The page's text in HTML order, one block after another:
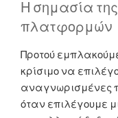
Η σημασία
πλατφορμών
Προτού
κρίσιμο να
αναγνωρισμένες
όταν επιλέγουμε